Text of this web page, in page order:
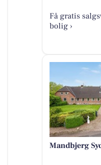
Få gratis
bolig ›
Mandbjerg